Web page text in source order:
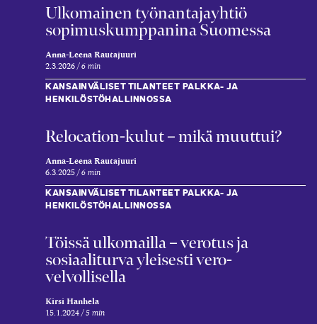
Ulkomainen työnantajayhtiö
sopimuskumppanina Suomessa
Anna-Leena Rautajuuri
2.3.2026 6 min
KANSAINVÄLISET TILANTEET PALKKA- JA
HENKILÖSTÖHALLINNOSSA
Relocation-kulut – mikä muuttui?
Anna-Leena Rautajuuri
6.3.2025 6 min
KANSAINVÄLISET TILANTEET PALKKA- JA
HENKILÖSTÖHALLINNOSSA
Töissä ulko­mailla – verotus ja
sosiaali­turva yleisesti vero­
velvollisella
Kirsi Hanhela
15.1.2024 5 min